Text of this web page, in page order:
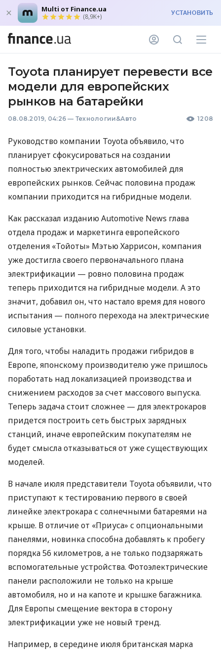
Multi от Finance.ua
(8,9K+) УСТАНОВИТЬ
Toyota планирует перевести все
модели для европейских
рынков на батарейки
08.08.2019, 04:26 — Технологии&Авто 1208
Руководство компании Toyota объявило, что
планирует сфокусироваться на создании
полностью электрических автомобилей для
европейских рынков. Сейчас половина продаж
компании приходится на гибридные модели.
Как рассказал изданию Automotive News глава
отдела продаж и маркетинга европейского
отделения «Тойоты» Мэтью Харрисон, компания
уже достигла своего первоначального плана
электрификации — ровно половина продаж
теперь приходится на гибридные модели. А это
значит, добавил он, что настало время для нового
испытания — полного перехода на электрические
силовые установки.
Для того, чтобы наладить продажи гибридов в
Европе, японскому производителю уже пришлось
поработать над локализацией производства и
снижением расходов за счет массового выпуска.
Теперь задача стоит сложнее — для электрокаров
придется построить сеть быстрых зарядных
станций, иначе европейским покупателям не
будет смысла отказываться от уже существующих
моделей.
В начале июля представители Toyota объявили, что
приступают к тестированию первого в своей
линейке электрокара с солнечными батареями на
крыше. В отличие от «Приуса» с опциональными
панелями, новинка способна добавлять к пробегу
порядка 56 километров, а не только подзаряжать
вспомогательные устройства. Фотоэлектрические
панели расположили не только на крыше
автомобиля, но и на капоте и крышке багажника.
Для Европы смещение вектора в сторону
электрификации уже не новый тренд.
Например, в середине июля британская марка